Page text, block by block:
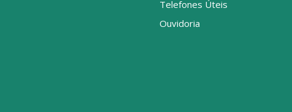
Telefones Úteis
Ouvidoria